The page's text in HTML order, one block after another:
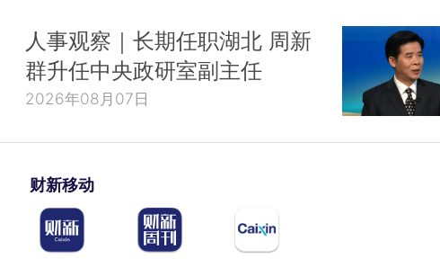
人事观察｜长期任职湖北 周新
群升任中央政研室副主任
2026年08月07日
财新移动